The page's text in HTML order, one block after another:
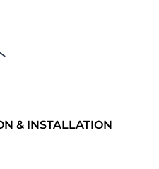
& INSTALLATION